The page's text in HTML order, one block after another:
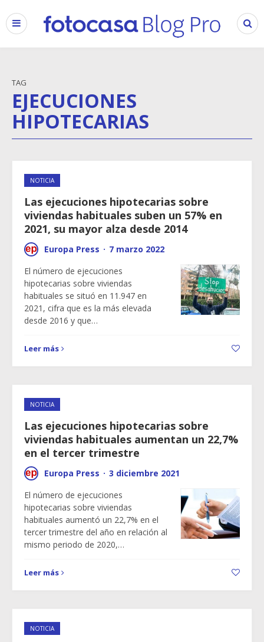
TAG
EJECUCIONES
HIPOTECARIAS
NOTICIA
Las ejecuciones hipotecarias sobre
viviendas habituales suben un 57% en
2021, su mayor alza desde 2014
Europa Press · 7 marzo 2022
El número de ejecuciones
hipotecarias sobre viviendas
habituales se situó en 11.947 en
2021, cifra que es la más elevada
desde 2016 y que…
Leer más
NOTICIA
Las ejecuciones hipotecarias sobre
viviendas habituales aumentan un 22,7%
en el tercer trimestre
Europa Press · 3 diciembre 2021
El número de ejecuciones
hipotecarias sobre viviendas
habituales aumentó un 22,7% en el
tercer trimestre del año en relación al
mismo periodo de 2020,…
Leer más
NOTICIA